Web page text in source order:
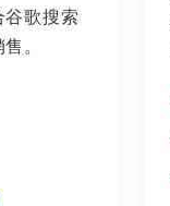
歌搜索
。